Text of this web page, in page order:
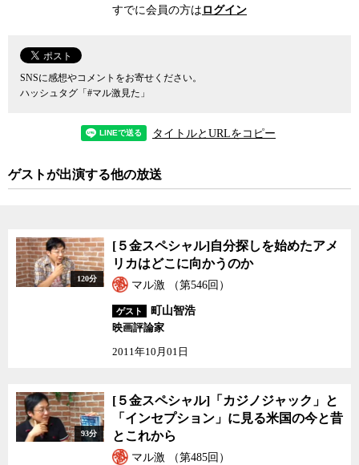
否両論の大激論に発展した様子を、ナレーション抜きで粛々と記録
はなく、彼自身は5分程度しか登場しないのだが、この作品について
町山氏は、イラク戦争での大失敗がありながら、04年にブッシュが
再選したのはなぜなのかを示す数少ない記録映画だと説明する。
アメリカでは9.11の同時多発テロの後、2001年USAパトリオット
Required to Intercept and Obstruct Terrorism Act of 2001＝通称愛国法）
と自体が非愛国的であるとの風潮が、数年前まで一世を風靡してい
た。この映画では、そうした中、保守人口が大半を占めるユタ州
潮の中にあっても、言論を封殺すべきではないと主張して立ち上が
る学生や大学教員、市民が一定数存在するアメリカの健全さも描か
れている。その結果、ムーアを呼ぶことの是非をめぐり論争が起
き、結果的に人々がその問題を考えるきっかけが作られていく様子
も、よく見て取れる作品だ。イラク戦争を支持しておきながら、そ
の是非をめぐる論争さえ起きない日本と比較しても、興味深い。
今回は町山、武田両氏と共に、これら3作品を通じて見えてくるア
すでに会員の方は ログイン
SNSに感想やコメントをお寄せください。
ハッシュタグ「#マル激見た」
タイトルとURLをコピー
ゲストが出演する他の放送
[５金スペシャル]自分探
しを始めたアメリカはど
こに向かうのか
120分
[５金スペシャル]自分探しを始めたアメ
リカはどこに向かうのか
マル激 （第546回）
ゲスト
町山智浩
映画評論家
2011年10月01日
[５金スペシャル]「カジ
ノジャック」と「インセ
プション」に見る米国の
今と昔とこれから 93分
[５金スペシャル]「カジノジャック」と
「インセプション」に見る米国の今と昔
とこれから
マル激 （第485回）